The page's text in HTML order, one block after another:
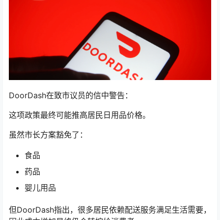
DoorDash在致市议员的信中警告：
这项政策最终可能推高居民日用品价格。
虽然市长方案豁免了：
食品
药品
婴儿用品
但DoorDash指出，很多居民依赖配送服务满足生活需要，